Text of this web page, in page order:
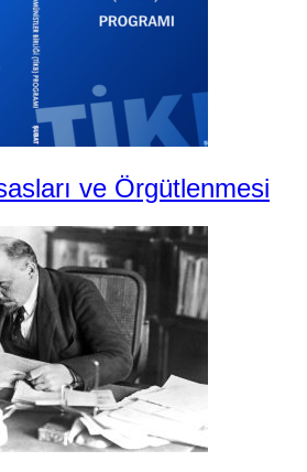
ve Örgütlenmesi